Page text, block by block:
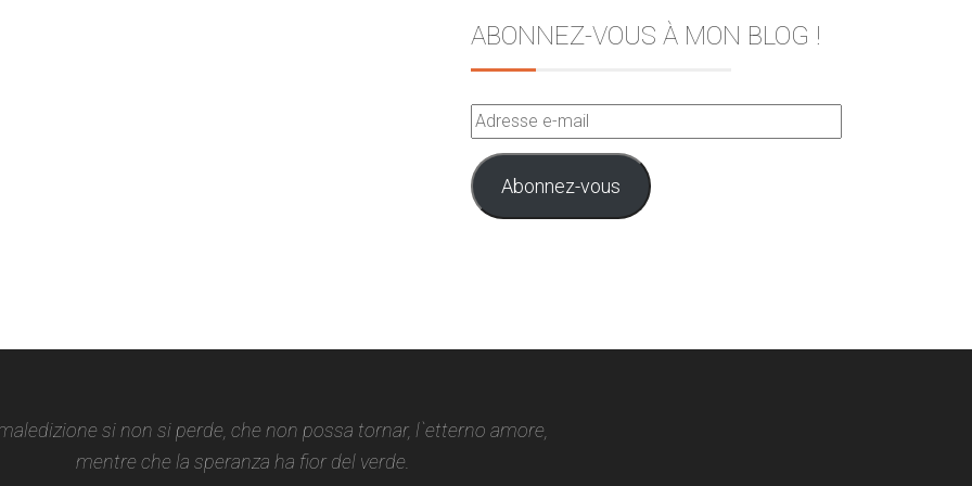
ABONNEZ-VOUS À MON BLOG !
Adresse
e-
mail
Abonnez-vous
si non si perde, che non possa tornar, l`etterno amore,
mentre che la speranza ha fior del verde.